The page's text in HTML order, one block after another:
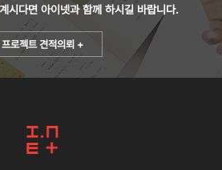
시다면 아이넷과 함께 하시길 바랍니다.
프로젝트 견적의뢰 +